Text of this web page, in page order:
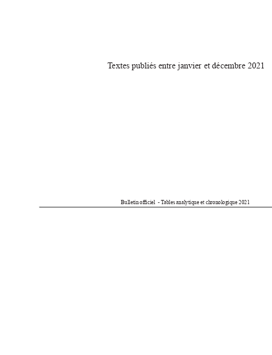
Textes publiés entre janvier et décembre 2021
Bulletin ociel  - Tables analytique et chronologique 2021